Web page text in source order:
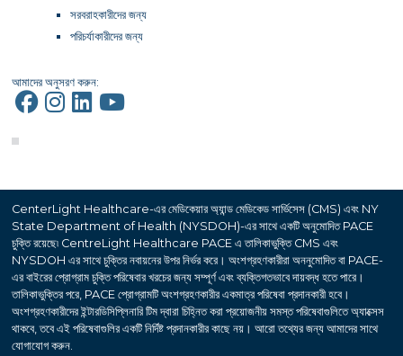
সরবরাহকারীদের জন্য
পরিচর্যাকারীদের জন্য
আমাদের অনুসরণ করুন:
CenterLight Healthcare-এর মেডিকেয়ার অ্যান্ড মেডিকেড সার্ভিসেস (CMS) এবং NY
State Department of Health (NYSDOH)-এর সাথে একটি অনুমোদিত PACE
চুক্তি রয়েছে৷ CentreLight Healthcare PACE এ তালিকাভুক্তি CMS এবং
NYSDOH এর সাথে চুক্তির নবায়নের উপর নির্ভর করে। অংশগ্রহণকারীরা অননুমোদিত বা PACE-
এর বাইরের প্রোগ্রাম চুক্তি পরিষেবার খরচের জন্য সম্পূর্ণ এবং ব্যক্তিগতভাবে দায়বদ্ধ হতে পারে।
তালিকাভুক্তির পরে, PACE প্রোগ্রামটি অংশগ্রহণকারীর একমাত্র পরিষেবা প্রদানকারী হবে।
অংশগ্রহণকারীদের ইন্টারডিসিপ্লিনারি টিম দ্বারা চিহ্নিত করা প্রয়োজনীয় সমস্ত পরিষেবাগুলিতে অ্যাক্সেস
থাকবে, তবে এই পরিষেবাগুলির একটি নির্দিষ্ট প্রদানকারীর কাছে নয়। আরো তথ্যের জন্য আমাদের সাথে
যোগাযোগ করুন.